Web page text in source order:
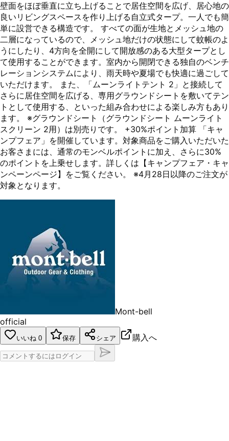
壁面をほぼ垂直に立ち上げることで居住空間を広げ、居心地の
良いリビングスペースを作り上げる自立式タープ。一人でも簡
単に設営できる構造です。 すべての面が生地とメッシュ地の
二層になっているので、メッシュ地だけの状態にして蚊帳のよ
うにしたり、4方向を全開にして開放感のある大型タープとし
て使用することができます。室内から開閉できる独自のベンチ
レーションシステムにより、雨天時や夏場でも快適に過ごして
いただけます。 また、「ムーンライトテント 2」と接続して
さらに居住空間を広げる、専用グラウンドシートを敷いてテン
トとして使用する、といった組み合わせによる楽しみ方もあり
ます。 ※グラウンドシート（グラウンドシート ムーンライト
スクリーン 2用）は別売りです。 +30%ポイント加算 「キャ
ンプフェア」を開催しています。対象商品をご購入いただいた
お客さまには、通常のモンベルポイントに加え、さらに30%
のポイントを上乗せします。詳しくは【キャンプフェア・キャ
ンペーンページ】をご覧ください。 ※4月28日以降のご注文が
対象となります。
Mont-bell
official
いいね 0 保存 シェア 購入へ